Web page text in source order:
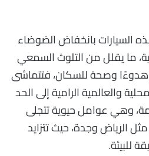
السيارات بانخفاض الضوضاء
ما يقلل من التلوث السمعي
وصحة للسكان، فتتماشى
والعالمية الرامية إلى الحد
وهي عوامل حيوية تتجلى
الرياض وجدة، حيث تتزايد
للبيئة.